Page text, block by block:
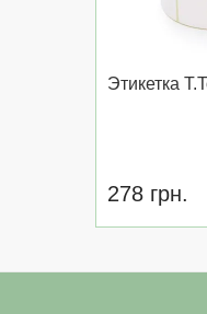
Этикетка
278 грн.